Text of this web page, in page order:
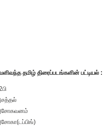
தமிழ் திரைப்படங்களின் பட்டியல் :